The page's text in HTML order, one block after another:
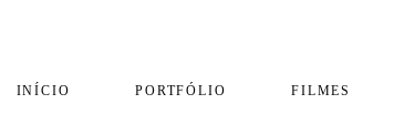
INÍCIO PORTFÓLIO FILMES